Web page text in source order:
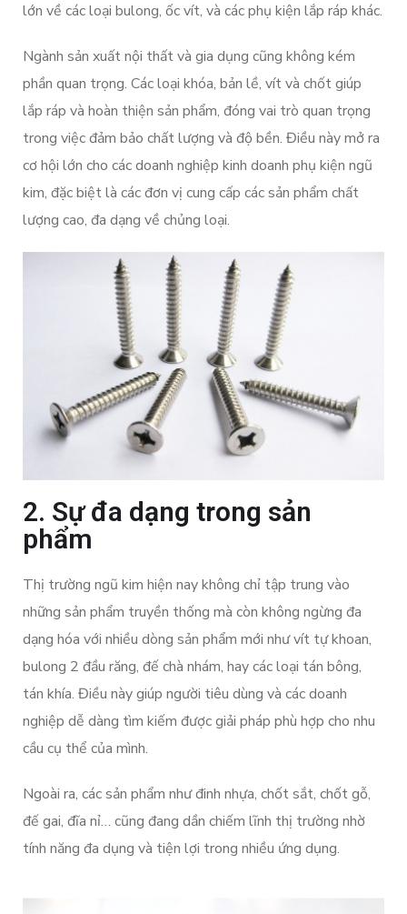
lớn về các loại bulong, ốc vít, và các phụ kiện lắp ráp khác.
Ngành sản xuất nội thất và gia dụng cũng không kém
phần quan trọng. Các loại khóa, bản lề, vít và chốt giúp
lắp ráp và hoàn thiện sản phẩm, đóng vai trò quan trọng
trong việc đảm bảo chất lượng và độ bền. Điều này mở ra
cơ hội lớn cho các doanh nghiệp kinh doanh phụ kiện ngũ
kim, đặc biệt là các đơn vị cung cấp các sản phẩm chất
lượng cao, đa dạng về chủng loại.
2. Sự đa dạng trong sản
phẩm
Thị trường ngũ kim hiện nay không chỉ tập trung vào
những sản phẩm truyền thống mà còn không ngừng đa
dạng hóa với nhiều dòng sản phẩm mới như vít tự khoan,
bulong 2 đầu răng, đế chà nhám, hay các loại tán bông,
tán khía. Điều này giúp người tiêu dùng và các doanh
nghiệp dễ dàng tìm kiếm được giải pháp phù hợp cho nhu
cầu cụ thể của mình.
Ngoài ra, các sản phẩm như đinh nhựa, chốt sắt, chốt gỗ,
đế gai, đĩa nỉ… cũng đang dần chiếm lĩnh thị trường nhờ
tính năng đa dụng và tiện lợi trong nhiều ứng dụng.